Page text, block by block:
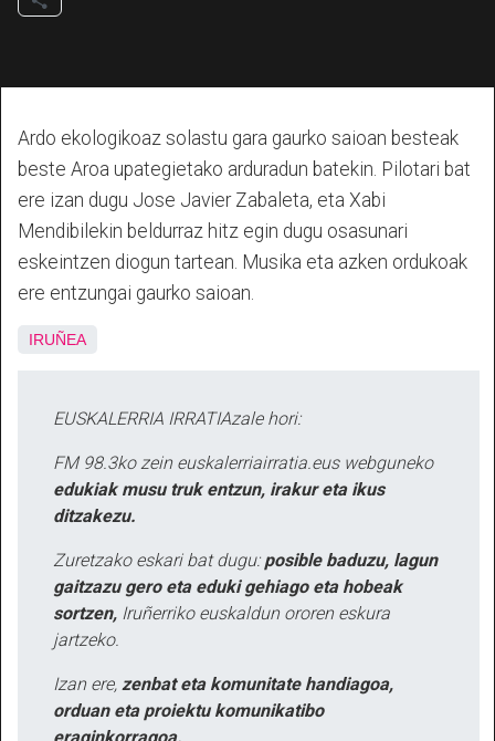
Ardo ekologikoaz solastu gara gaurko saioan besteak
beste Aroa upategietako arduradun batekin. Pilotari bat
ere izan dugu Jose Javier Zabaleta, eta Xabi
Mendibilekin beldurraz hitz egin dugu osasunari
eskeintzen diogun tartean. Musika eta azken ordukoak
ere entzungai gaurko saioan.
IRUÑEA
EUSKALERRIA IRRATIAzale hori:
FM 98.3ko zein euskalerriairratia.eus webguneko
edukiak musu truk entzun, irakur eta ikus
ditzakezu.
Zuretzako eskari bat dugu: posible baduzu, lagun
gaitzazu gero eta eduki gehiago eta hobeak
sortzen, Iruñerriko euskaldun ororen eskura
jartzeko.
Izan ere, zenbat eta komunitate handiagoa,
orduan eta proiektu komunikatibo
eraginkorragoa.